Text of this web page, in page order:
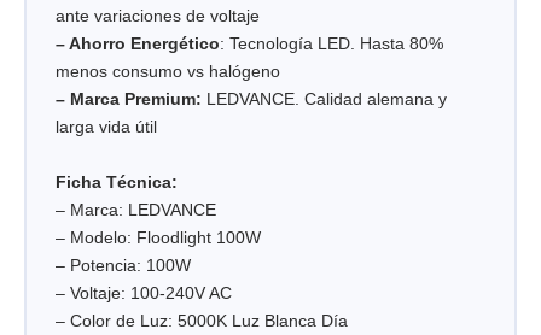
ante variaciones de voltaje
– Ahorro Energético: Tecnología LED. Hasta 80%
menos consumo vs halógeno
– Marca Premium: LEDVANCE. Calidad alemana y
larga vida útil
Ficha Técnica:
– Marca: LEDVANCE
– Modelo: Floodlight 100W
– Potencia: 100W
– Voltaje: 100-240V AC
– Color de Luz: 5000K Luz Blanca Día